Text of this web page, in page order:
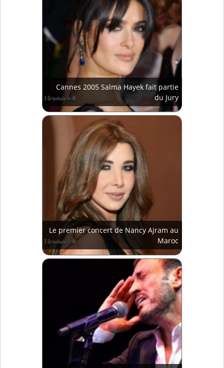
Cannes 2005 Salma Hayek fait partie
du Jury
Le premier concert de Nancy Ajram au
Maroc